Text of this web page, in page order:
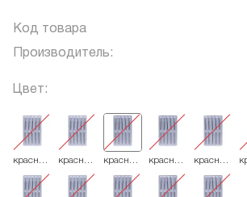
Код товара
Производитель:
Цвет:
красная
244.514.012
красная
244.514.014
красная
244.514.016
красная
244.514.018
красная
244.514.021